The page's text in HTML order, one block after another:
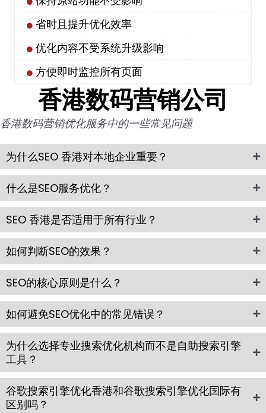
省时且提升优化效率
优化内容不受系统升级影响
方便即时监控所有页面
香港数码营销公司
香港数码营销优化服务中的一些常见问题
为什么SEO 香港对本地企业重要？
什么是SEO服务优化？
SEO 香港是否适用于所有行业？
如何判断SEO的效果？
SEO的核心原则是什么？
如何避免SEO优化中的常见错误？
为什么选择专业搜索优化机构而不是自助搜索引擎
工具？
谷歌搜索引擎优化香港和谷歌搜索引擎优化国际有
区别吗？